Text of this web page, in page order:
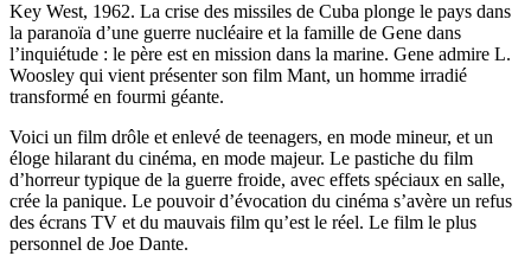
Key West, 1962. La crise des missiles de Cuba plonge le pays dans
la paranoïa d’une guerre nucléaire et la famille de Gene dans
l’inquiétude : le père est en mission dans la marine. Gene admire L.
Woosley qui vient présenter son film Mant, un homme irradié
transformé en fourmi géante.
Voici un film drôle et enlevé de teenagers, en mode mineur, et un
éloge hilarant du cinéma, en mode majeur. Le pastiche du film
d’horreur typique de la guerre froide, avec effets spéciaux en salle,
crée la panique. Le pouvoir d’évocation du cinéma s’avère un refus
des écrans TV et du mauvais film qu’est le réel. Le film le plus
personnel de Joe Dante.